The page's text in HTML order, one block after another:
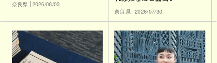
奈良県 2026/08/03
奈良県 2026/07/30